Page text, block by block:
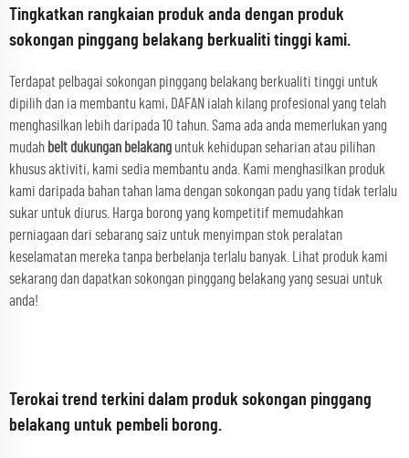
Tingkatkan rangkaian produk anda dengan produk
sokongan pinggang belakang berkualiti tinggi kami.
Terdapat pelbagai sokongan pinggang belakang berkualiti tinggi untuk
dipilih dan ia membantu kami, DAFAN ialah kilang profesional yang telah
menghasilkan lebih daripada 10 tahun. Sama ada anda memerlukan yang
mudah belt dukungan belakang untuk kehidupan seharian atau pilihan
khusus aktiviti, kami sedia membantu anda. Kami menghasilkan produk
kami daripada bahan tahan lama dengan sokongan padu yang tidak terlalu
sukar untuk diurus. Harga borong yang kompetitif memudahkan
perniagaan dari sebarang saiz untuk menyimpan stok peralatan
keselamatan mereka tanpa berbelanja terlalu banyak. Lihat produk kami
sekarang dan dapatkan sokongan pinggang belakang yang sesuai untuk
anda!
Terokai trend terkini dalam produk sokongan pinggang
belakang untuk pembeli borong.